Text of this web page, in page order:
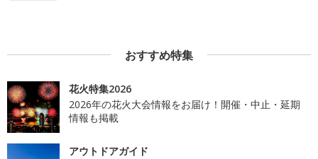
おすすめ特集
花火特集2026
2026年の花火大会情報をお届け！開催・中止・延期
情報も掲載
アウトドアガイド